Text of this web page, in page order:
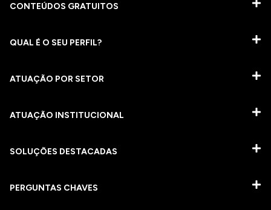
CONTEÚDOS GRATUITOS
QUAL É O SEU PERFIL?
ATUAÇÃO POR SETOR
ATUAÇÃO INSTITUCIONAL
SOLUÇÕES DESTACADAS
PERGUNTAS CHAVES​